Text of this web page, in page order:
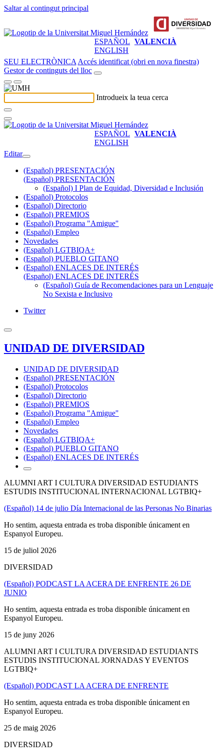
Saltar al contingut principal
ESPAÑOL VALENCIÀ
ENGLISH
SEU ELECTRÒNICA Accés identificat (obri en nova finestra)
Gestor de continguts del lloc
Introdueix la teua cerca
ESPAÑOL VALENCIÀ
ENGLISH
Editar
(Español) PRESENTACIÓN
(Español) PRESENTACIÓN
(Español) I Plan de Equidad, Diversidad e Inclusión
(Español) Protocolos
(Español) Directorio
(Español) PREMIOS
(Español) Programa "Amigue"
(Español) Empleo
Novedades
(Español) LGTBIQA+
(Español) PUEBLO GITANO
(Español) ENLACES DE INTERÉS
(Español) ENLACES DE INTERÉS
(Español) Guía de Recomendaciones para un Lenguaje
No Sexista e Inclusivo
Twitter
UNIDAD DE DIVERSIDAD
UNIDAD DE DIVERSIDAD
(Español) PRESENTACIÓN
(Español) Protocolos
(Español) Directorio
(Español) PREMIOS
(Español) Programa "Amigue"
(Español) Empleo
Novedades
(Español) LGTBIQA+
(Español) PUEBLO GITANO
(Español) ENLACES DE INTERÉS
ALUMNI ART I CULTURA DIVERSIDAD ESTUDIANTS
ESTUDIS INSTITUCIONAL INTERNACIONAL LGTBIQ+
(Español) 14 de julio Día Internacional de las Personas No Binarias
Ho sentim, aquesta entrada es troba disponible únicament en
Espanyol Europeu.
15 de juliol 2026
DIVERSIDAD
(Español) PODCAST LA ACERA DE ENFRENTE 26 DE
JUNIO
Ho sentim, aquesta entrada es troba disponible únicament en
Espanyol Europeu.
15 de juny 2026
ALUMNI ART I CULTURA DIVERSIDAD ESTUDIANTS
ESTUDIS INSTITUCIONAL JORNADAS Y EVENTOS
LGTBIQ+
(Español) PODCAST LA ACERA DE ENFRENTE
Ho sentim, aquesta entrada es troba disponible únicament en
Espanyol Europeu.
25 de maig 2026
DIVERSIDAD